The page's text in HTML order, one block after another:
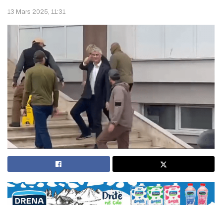
13 Mars 2025, 11:31